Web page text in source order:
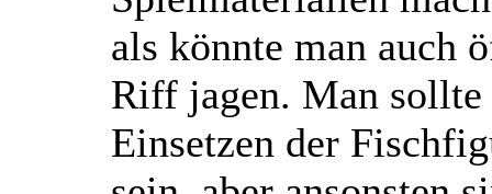
als könnte man auch
Riff jagen. Man
Einsetzen der